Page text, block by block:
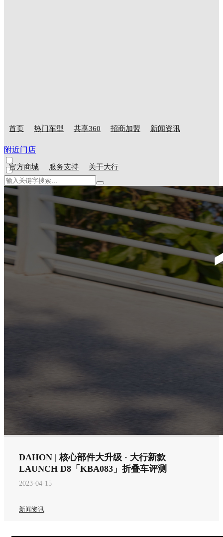
首页 热门车型 共享360 招商加盟 新闻资讯
官方商城 服务支持 关于大行
附近门店
DAHON | 核心部件大升级 · 大行新款
LAUNCH D8「KBA083」折叠车评测
2023-04-15
新闻资讯